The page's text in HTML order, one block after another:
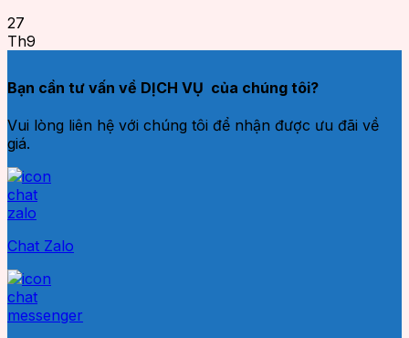
27
Th9
Bạn cần tư vấn về DỊCH VỤ của chúng tôi?
Vui lòng liên hệ với chúng tôi để nhận được ưu đãi về
giá.
Chat Zalo